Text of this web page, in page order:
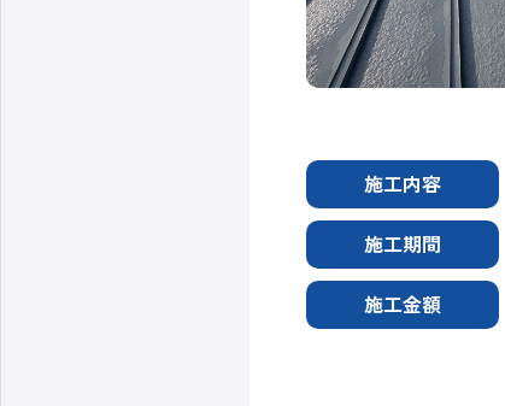
施工内容
施工期間
施工金額